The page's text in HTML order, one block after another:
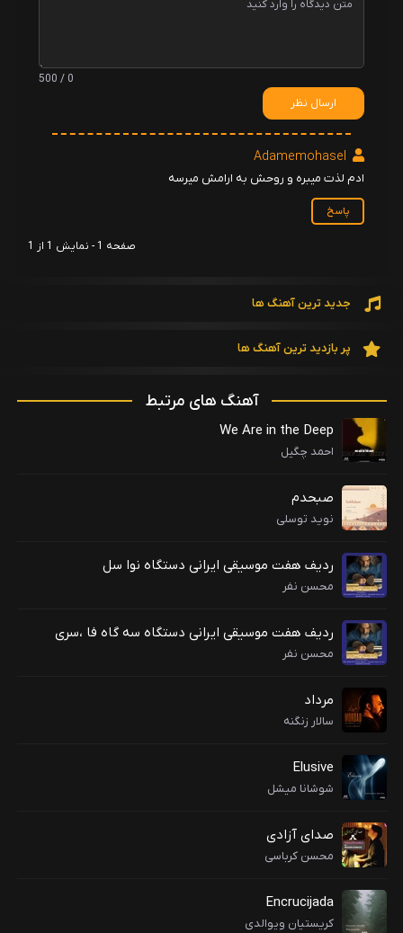
0 / 500
ارسال نظر
ادم لذت میبره و روحش به ارامش میرسه
پاسخ
صفحه 1 - نمایش 1 از 1
جدید ترین آهنگ ها
پر بازدید ترین آهنگ ها
آهنگ های مرتبط
We Are in the Deep
احمد چگیل
صبحدم
نوید توسلی
ردیف هفت موسیقی ایرانی دستگاه نوا سل
محسن نفر
ردیف هفت موسیقی ایرانی دستگاه سه گاه فا ،سری
محسن نفر
مرداد
سالار زنگنه
Elusive
شوشانا میشل
صدای آزادی
محسن کرباسی
Encrucijada
کریستیان ویوالدی